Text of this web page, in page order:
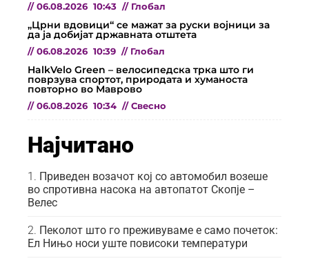
// 06.08.2026 10:43 // Глобал
„Црни вдовици“ се мажат за руски војници за
да ја добијат државната отштета
// 06.08.2026 10:39 // Глобал
HalkVelo Green – велосипедска трка што ги
поврзува спортот, природата и хуманоста
повторно во Маврово
// 06.08.2026 10:34 // Свесно
Најчитано
Приведен возачот кој со автомобил возеше
во спротивна насока на автопатот Скопје –
Велес
Пеколот што го преживуваме е само почеток:
Ел Нињо носи уште повисоки температури